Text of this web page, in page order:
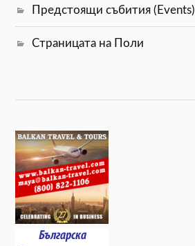
Предстоящи събития (Events)
Страницата на Поли